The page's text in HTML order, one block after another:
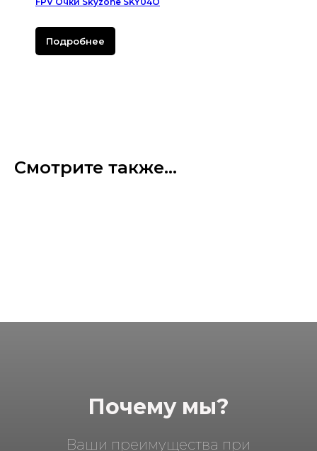
Подробнее
Смотрите также...
Почему мы?
Ваши преимущества при